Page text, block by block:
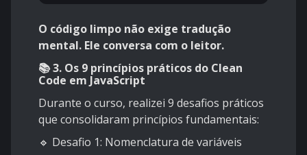
O código limpo não exige tradução
mental. Ele conversa com o leitor.
📚 3. Os 9 princípios práticos do Clean
Code em JavaScript
Durante o curso, realizei 9 desafios práticos
que consolidaram princípios fundamentais:
🔹 Desafio 1: Nomenclatura de variáveis